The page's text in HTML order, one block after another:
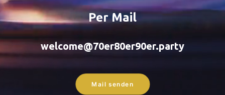
Per Mail
welcome@70er80er90er.party
Mail senden